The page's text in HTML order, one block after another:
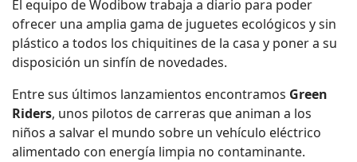
El equipo de Wodibow trabaja a diario para poder
ofrecer una amplia gama de juguetes ecológicos y sin
plástico a todos los chiquitines de la casa y poner a su
disposición un sinfín de novedades.
Entre sus últimos lanzamientos encontramos Green
Riders, unos pilotos de carreras que animan a los
niños a salvar el mundo sobre un vehículo eléctrico
alimentado con energía limpia no contaminante.